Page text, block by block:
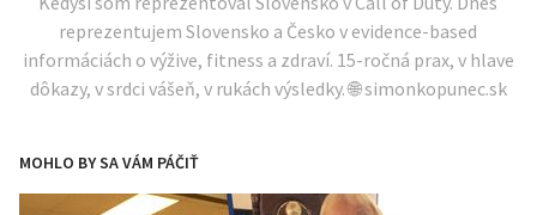
reprezentujem Slovensko a Česko v evidence-based
informáciách o výžive, fitness a zdraví. 15-ročná prax, v hlave
dôkazy, v srdci vášeň, v rukách výsledky. 🌐 simonkopunec.sk
MOHLO BY SA VÁM PÁČIŤ